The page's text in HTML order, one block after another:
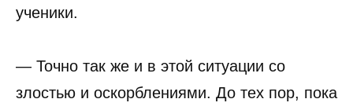
ученики.
— Точно так же и в этой ситуации со
злостью и оскорблениями. До тех пор, пока